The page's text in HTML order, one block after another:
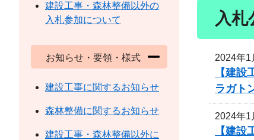
入札
2024年1
【建
ラガト
2024年1
【建
建設工事・森林整備以外の
入札参加について
お知らせ・要領・様式
建設工事に関するお知らせ
森林整備に関するお知らせ
建設工事・森林整備以外に